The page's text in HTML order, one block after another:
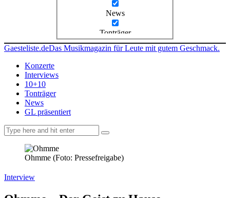
News
Tonträger
Gaesteliste.deDas Musikmagazin für Leute mit gutem Geschmack.
Konzerte
Interviews
10+10
Tonträger
News
GL präsentiert
Ohmme (Foto: Pressefreigabe)
Interview